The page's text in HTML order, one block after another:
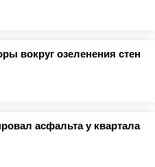
вокруг озеленения стен
асфальта у квартала